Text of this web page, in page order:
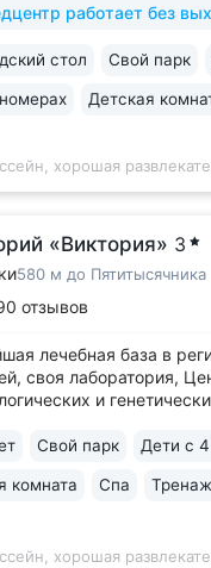
• 3 минуты до бювета 4/
корпус
работает без
стол Свой парк
Детская
хорошая
«Виктория» 3
580 м до Пятитысячника
отзывов
лечебная база в
своя лаборатория,
и
• Расположен
им. Семашко
Свой парк Дети с
комната Спа
хорошая